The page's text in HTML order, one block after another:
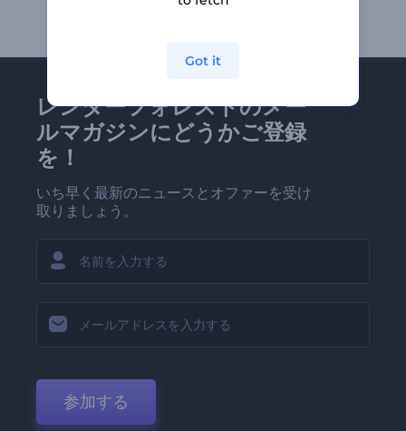
レンダーフォレストのメー
ルマガジンにどうかご登録
を！
いち早く最新のニュースとオファーを受け
取りましょう。
参加する
Got it